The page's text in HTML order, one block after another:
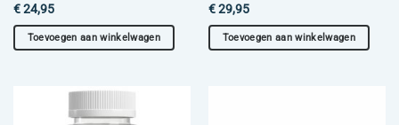
€24,95
Toevoegen aan winkelwagen
€29,95
Toevoegen aan winkelwagen